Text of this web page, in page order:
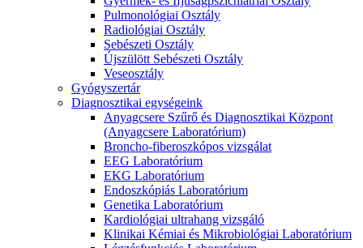
Pulmonológiai Osztály
Radiológiai Osztály
Sebészeti Osztály
Újszülött Sebészeti Osztály
Veseosztály
Gyógyszertár
Diagnosztikai egységeink
Anyagcsere Szűrő és Diagnosztikai Központ
(Anyagcsere Laboratórium)
Broncho-fiberoszkópos vizsgálat
EEG Laboratórium
EKG Laboratórium
Endoszkópiás Laboratórium
Genetika Laboratórium
Kardiológiai ultrahang vizsgáló
Klinikai Kémiai és Mikrobiológiai Laboratórium